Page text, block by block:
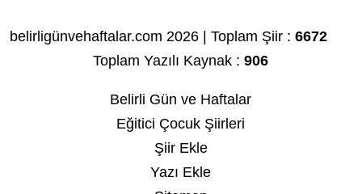
belirligünvehaftalar.com 2026 | Toplam Şiir :6672
Toplam Yazılı Kaynak :906
Belirli Gün ve Haftalar
Eğitici Çocuk Şiirleri
Şiir Ekle
Yazı Ekle